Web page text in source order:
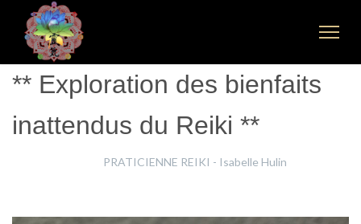
** Exploration des bienfaits
inattendus du Reiki **
PRATICIENNE REIKI - Isabelle Hulin